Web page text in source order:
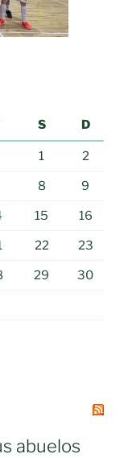
S D
1 2
8 9
15 16
22 23
29 30
abuelos